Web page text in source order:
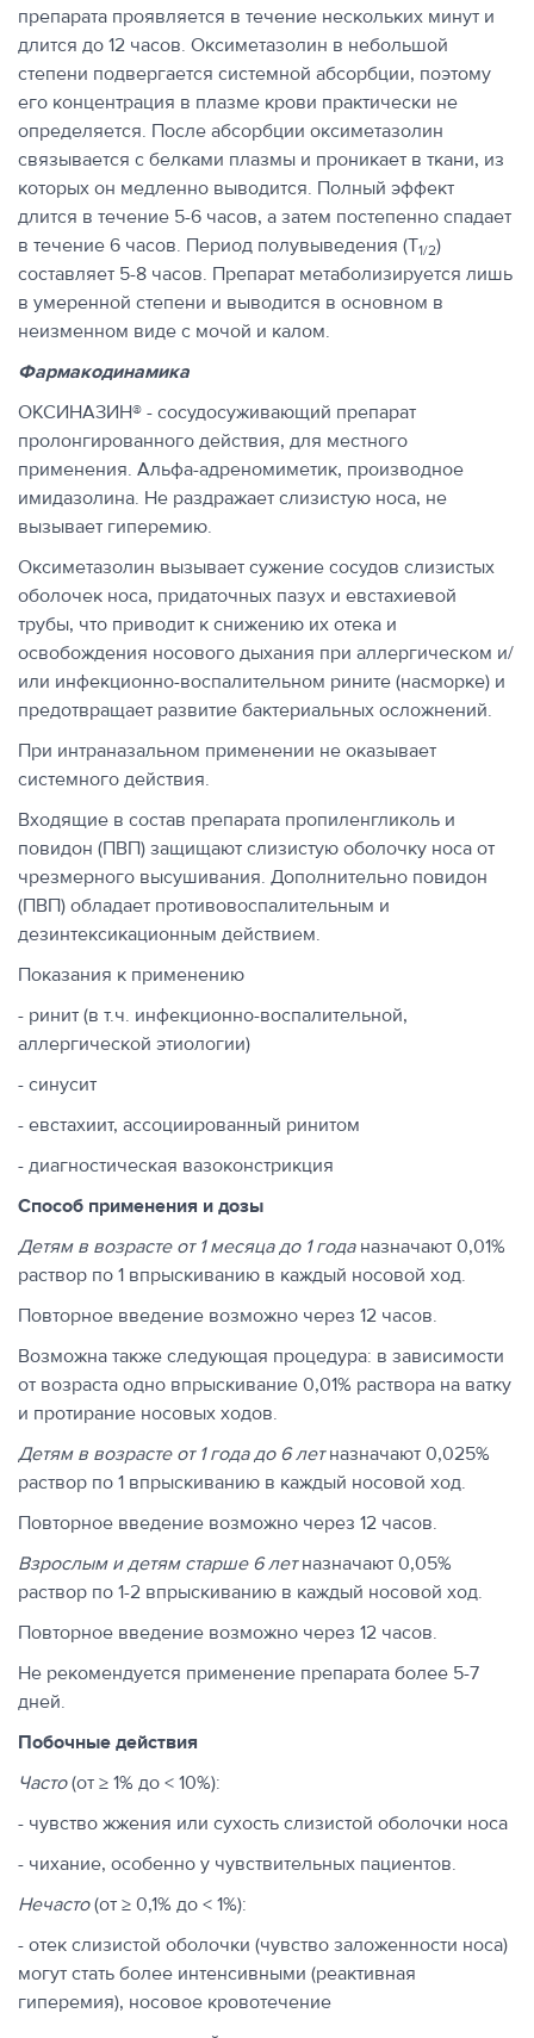
препарата проявляется в течение нескольких минут и
длится до 12 часов. Оксиметазолин в небольшой
степени подвергается системной абсорбции, поэтому
его концентрация в плазме крови практически не
определяется. После абсорбции оксиметазолин
связывается с белками плазмы и проникает в ткани, из
которых он медленно выводится. Полный эффект
длится в течение 5-6 часов, а затем постепенно спадает
в течение 6 часов. Период полувыведения (Т
1/2)
составляет 5-8 часов. Препарат метаболизируется лишь
в умеренной степени и выводится в основном в
неизменном виде с мочой и калом.
Фармакодинамика
ОКСИНАЗИН® - сосудосуживающий препарат
пролонгированного действия, для местного
применения. Альфа-адреномиметик, производное
имидазолина. Не раздражает слизистую носа, не
вызывает гиперемию.
Оксиметазолин вызывает сужение сосудов слизистых
оболочек носа, придаточных пазух и евстахиевой
трубы, что приводит к снижению их отека и
освобождения носового дыхания при аллергическом и/
или инфекционно-воспалительном рините (насморке) и
предотвращает развитие бактериальных осложнений.
При интраназальном применении не оказывает
системного действия.
Входящие в состав препарата пропиленгликоль и
повидон (ПВП) защищают слизистую оболочку носа от
чрезмерного высушивания. Дополнительно повидон
(ПВП) обладает противовоспалительным и
дезинтексикационным действием.
Показания к применению
- ринит (в т.ч. инфекционно-воспалительной,
аллергической этиологии)
- синусит
- евстахиит, ассоциированный ринитом
- диагностическая вазоконстрикция
Способ применения и дозы
Детям в возрасте от 1 месяца до 1 годаназначают 0,01%
раствор по 1 впрыскиванию в каждый носовой ход.
Повторное введение возможно через 12 часов.
Возможна также следующая процедура: в зависимости
от возраста одно впрыскивание 0,01% раствора на ватку
и протирание носовых ходов.
Детям в возрасте от 1 года до 6 летназначают 0,025%
раствор по 1 впрыскиванию в каждый носовой ход.
Повторное введение возможно через 12 часов.
Взрослым и детям старше 6 летназначают 0,05%
раствор по 1-2 впрыскиванию в каждый носовой ход.
Повторное введение возможно через 12 часов.
Не рекомендуется применение препарата более 5-7
дней.
Побочные действия
Часто(от ≥ 1% до < 10%):
- чувство жжения или сухость слизистой оболочки носа
- чихание, особенно у чувствительных пациентов.
Нечасто(от ≥ 0,1% до < 1%):
- отек слизистой оболочки (чувство заложенности носа)
могут стать более интенсивными (реактивная
гиперемия), носовое кровотечение